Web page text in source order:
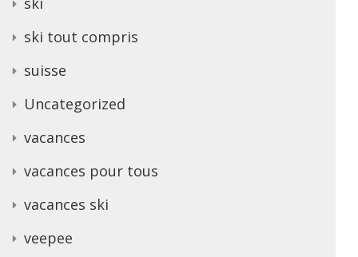
ski tout compris
suisse
Uncategorized
vacances
vacances pour tous
vacances ski
veepee